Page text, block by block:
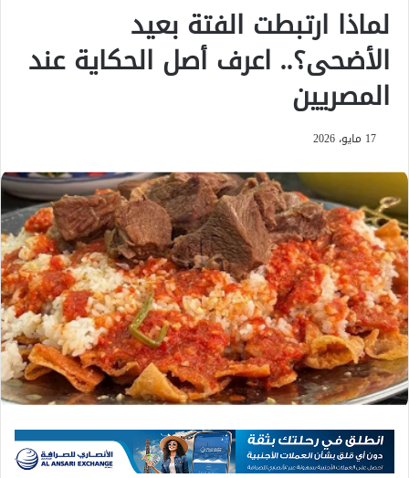
لماذا ارتبطت الفتة بعيد
الأضحى؟.. اعرف أصل الحكاية عند
المصريين
17 مايو، 2026